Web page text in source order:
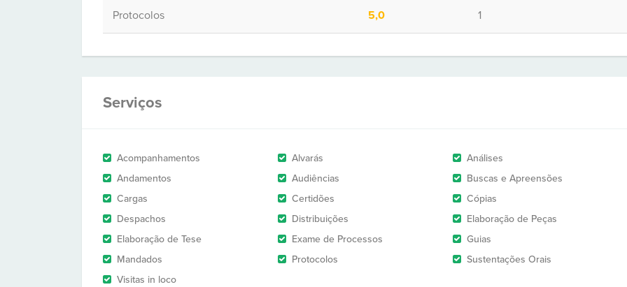
Protocolos 5,0 1
Serviços
Acompanhamentos Alvarás
Análises
Andamentos
Audiências
Buscas e Apreensões
Cargas
Certidões
Cópias
Despachos
Distribuições
Elaboração de Peças
Elaboração de Tese
Exame de Processos
Guias
Mandados
Protocolos
Sustentações Orais
Visitas in loco